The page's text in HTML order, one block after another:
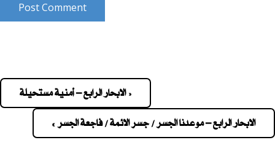
Post Comment
navigation
« الابحار الرابع – أمنية مستحيلة
الابحار الرابع – موعدنا الجسر / جسر الائمة / فاجعة الجسر »